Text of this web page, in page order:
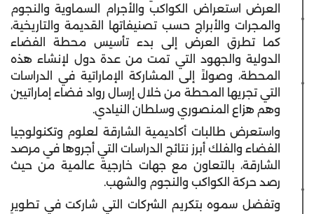
العرض استعراض الكواكب والأجرام السماوية والنجوم
والمجرات والأبراج حسب تصنيفاتها القديمة والتاريخية،
كما تطرق العرض إلى بدء تأسيس محطة الفضاء
الدولية والجهود التي تمت من عدة دول لإنشاء هذه
المحطة، وصولاً إلى المشاركة الإماراتية في الدراسات
التي تجريها المحطة من خلال إرسال رواد فضاء إماراتيين
وهم هزاع المنصوري وسلطان النيادي.
واستعرض طالبات أكاديمية الشارقة لعلوم وتكنولوجيا
الفضاء والفلك أبرز نتائج الدراسات التي أجروها في مرصد
الشارقة، بالتعاون مع جهات خارجية عالمية من حيث
رصد حركة الكواكب والنجوم والشهب.
وتفضل سموه بتكريم الشركات التي شاركت في تطوير